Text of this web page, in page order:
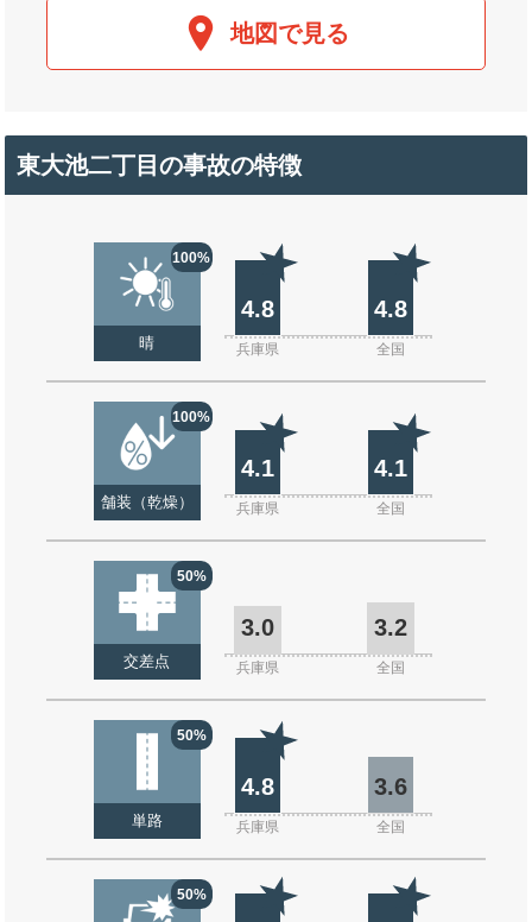
地図で見る
東大池二丁目の事故の特徴
100%
晴
4.8 4.8
兵庫県 全国
100%
舗装（乾燥）
4.1 4.1
兵庫県 全国
50%
交差点
3.0 3.2
兵庫県 全国
50%
単路
4.8 3.6
兵庫県 全国
50%